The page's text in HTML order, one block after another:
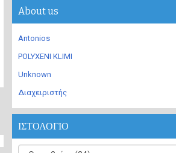
About us
Antonios
POLYXENI KLIMI
Unknown
Διαχειριστής
ΙΣΤΟΛΟΓΙΟ